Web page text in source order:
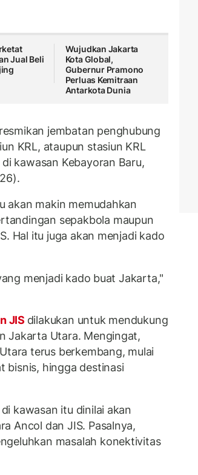
Jual Beli
Wujudkan Jakarta
Kota Global,
Gubernur Pramono
Perluas Kemitraan
Antarkota Dunia
jembatan penghubung
KRL, ataupun stasiun KRL
kawasan Kebayoran Baru,
akan makin memudahkan
sepakbola maupun
Hal itu juga akan menjadi kado
menjadi kado buat Jakarta,"
JIS dilakukan untuk mendukung
Jakarta Utara. Mengingat,
terus berkembang, mulai
bisnis, hingga destinasi
kawasan itu dinilai akan
Ancol dan JIS. Pasalnya,
masalah konektivitas